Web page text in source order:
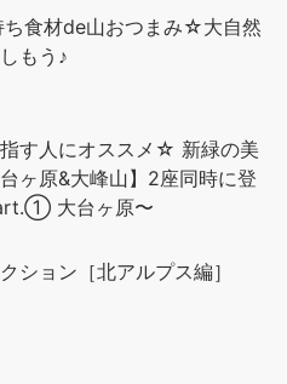
ち食材de山おつまみ☆大自然
もう♪
す人にオススメ☆ 新緑の美
ヶ原&大峰山】2座同時に登
大台ヶ原〜
ション［北アルプス編］